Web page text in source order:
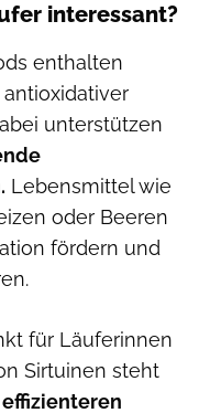
interessant?
enthalten
unterstützen
Lebensmittel wie
oder Beeren
fördern und
für Läuferinnen
Sirtuinen steht
effizienteren